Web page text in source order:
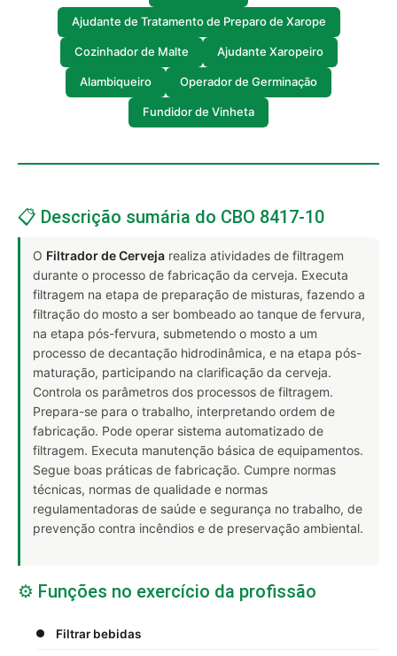
Ajudante de Tratamento de Preparo de Xarope
Cozinhador de Malte Ajudante Xaropeiro
Alambiqueiro Operador de Germinação
Fundidor de Vinheta
📋 Descrição sumária do CBO 8417-10
O Filtrador de Cerveja realiza atividades de filtragem
durante o processo de fabricação da cerveja. Executa
filtragem na etapa de preparação de misturas, fazendo a
filtração do mosto a ser bombeado ao tanque de fervura,
na etapa pós-fervura, submetendo o mosto a um
processo de decantação hidrodinâmica, e na etapa pós-
maturação, participando na clarificação da cerveja.
Controla os parâmetros dos processos de filtragem.
Prepara-se para o trabalho, interpretando ordem de
fabricação. Pode operar sistema automatizado de
filtragem. Executa manutenção básica de equipamentos.
Segue boas práticas de fabricação. Cumpre normas
técnicas, normas de qualidade e normas
regulamentadoras de saúde e segurança no trabalho, de
prevenção contra incêndios e de preservação ambiental.
⚙️ Funções no exercício da profissão
Filtrar bebidas